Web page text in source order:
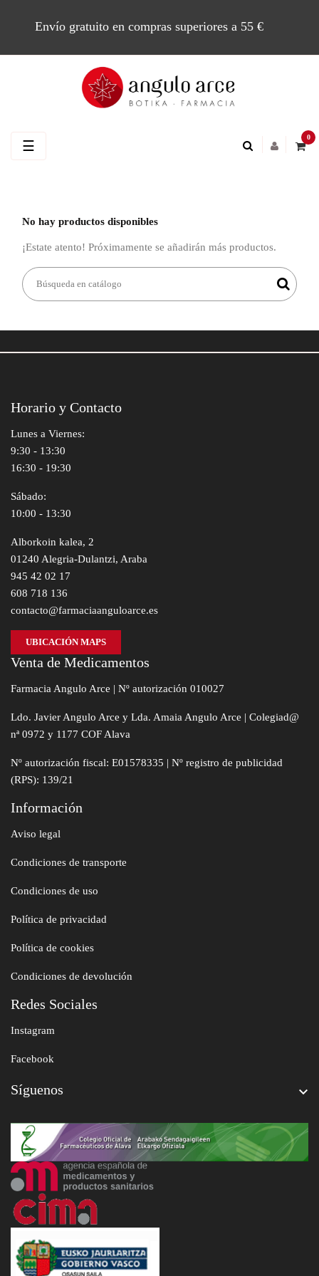
Envío gratuito en compras superiores a 55 €
0
Navegación
☰
No hay productos disponibles
¡Estate atento! Próximamente se añadirán más productos.
Horario y Contacto
Lunes a Viernes:
9:30 - 13:30
16:30 - 19:30
Sábado:
10:00 - 13:30
Alborkoin kalea, 2
01240 Alegria-Dulantzi, Araba
945 42 02 17
608 718 136
contacto@farmaciaanguloarce.es
UBICACIÓN MAPS
Venta de Medicamentos
Farmacia Angulo Arce | Nº autorización 010027
Ldo. Javier Angulo Arce y Lda. Amaia Angulo Arce | Colegiad@
nª 0972 y 1177 COF Alava
Nº autorización fiscal: E01578335 | Nº registro de publicidad
(RPS): 139/21
Información
Aviso legal
Condiciones de transporte
Condiciones de uso
Política de privacidad
Política de cookies
Condiciones de devolución
Redes Sociales
Instagram
Facebook
Síguenos 